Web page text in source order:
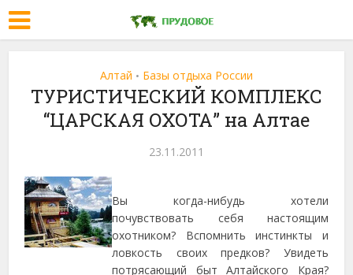
Алтай • Базы отдыха России
ТУРИСТИЧЕСКИЙ КОМПЛЕКС
“ЦАРСКАЯ ОХОТА” на Алтае
23.11.2011
Вы когда-нибудь хотели
почувствовать себя настоящим
охотником? Вспомнить инстинкты и
ловкость своих предков? Увидеть
потрясающий быт Алтайского Края?